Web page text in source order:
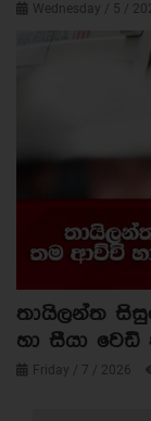
Wednesday / 5 /
තායිලන්ත
හා සීයා
Friday / 7 / 2026